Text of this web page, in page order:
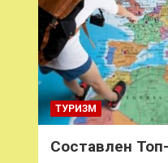
ТУРИЗМ
Составлен